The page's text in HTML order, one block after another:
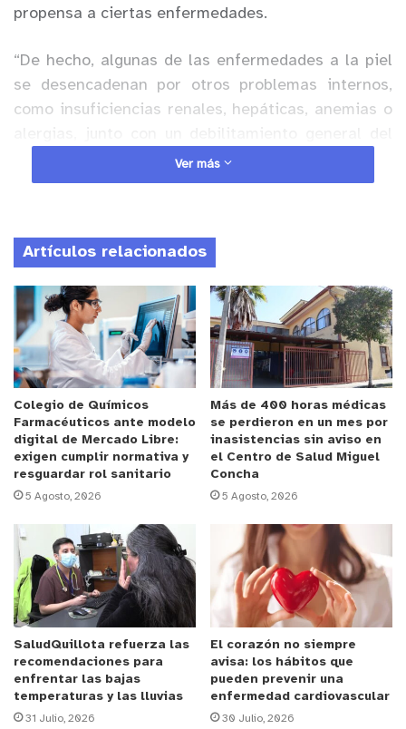
propensa a ciertas enfermedades.
“De hecho, algunas de las enfermedades a la piel
se desencadenan por otros problemas internos,
como insuficiencias renales, hepáticas, anemias o
sistema inmune”, detalla Magdalena Galarce,
médica de servicios clínicos y farmacéuticos de
Society reveló que el 75% de los adultos de 70
años o más tienen -al menos- un problema a la
piel, mientras que casi el 40% sufre de tres o más
al mismo tiempo.
Anuncio Patrocinado
Conozcamos alguna de ellas:
Prutito senil: Consiste en una picazón difusa en el
cuerpo, debido a que la piel se irrita por varias
circunstancias, asociándose a la piel seca, descamativa
y áspera, la que empeora en invierno y en climas secos.
Debido a un menor grosor de la piel, es fácil que por
rascarse se produzcan heridas que pueden infectarse o
eccematizarse. “Es importante descartar la presencia
de otras enfermedades no diagnosticadas como la
diabetes, anemia, insuficiencia renal que podrían
generar estos síntomas. Para aliviarlos, se debe evitar el
uso de jabones, shampoo, detergentes o colonias
fuertes, además de la fricción con prendas que generen
Ver más
Artículos relacionados
Colegio de Químicos
Farmacéuticos ante modelo
digital de Mercado Libre:
exigen cumplir normativa y
resguardar rol sanitario
5 Agosto, 2026
Más de 400 horas médicas
se perdieron en un mes por
inasistencias sin aviso en
el Centro de Salud Miguel
Concha
5 Agosto, 2026
SaludQuillota refuerza las
recomendaciones para
enfrentar las bajas
temperaturas y las lluvias
31 Julio, 2026
El corazón no siempre
avisa: los hábitos que
pueden prevenir una
enfermedad cardiovascular
30 Julio, 2026